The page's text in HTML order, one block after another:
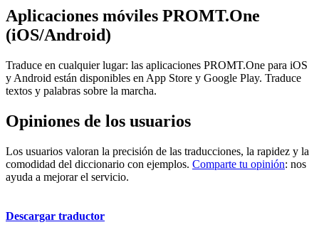
Aplicaciones móviles PROMT.One
(iOS/Android)
Traduce en cualquier lugar: las aplicaciones PROMT.One para iOS
y Android están disponibles en App Store y Google Play. Traduce
textos y palabras sobre la marcha.
Opiniones de los usuarios
Los usuarios valoran la precisión de las traducciones, la rapidez y la
comodidad del diccionario con ejemplos. Comparte tu opinión: nos
ayuda a mejorar el servicio.
Descargar traductor